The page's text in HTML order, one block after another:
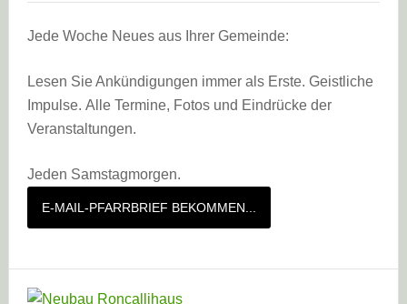
Jede Woche Neues aus Ihrer Gemeinde:
Lesen Sie Ankündigungen immer als Erste. Geistliche
Impulse. Alle Termine, Fotos und Eindrücke der
Veranstaltungen.
Jeden Samstagmorgen.
E-MAIL-PFARRBRIEF BEKOMMEN...